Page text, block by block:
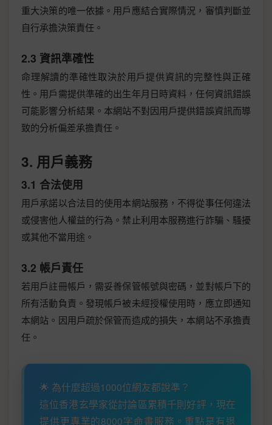
重大決策的唯一依據。用戶應結合實際情況，審慎判斷並
自行承擔決策責任。
2.3 資訊準確性
命理解讀的準確性取決於用戶提供資訊的完整性與正確
性。用戶需提供準確的出生年月日時資料，任何資訊錯誤
可能影響分析結果。本網站不對因用戶提供錯誤資訊而導
致的分析偏差承擔責任。
3. 用戶義務
3.1 合法使用
用戶承諾以合法目的使用本網站服務，不得從事任何違法
或侵害他人權益的行為。禁止利用本服務進行詐騙、騷擾
或其他不當用途。
3.2 帳戶責任
若用戶註冊帳戶，需妥善保管帳號與密碼，並對帳戶下的
所有活動負責。發現帳戶被未經授權使用時，應立即通知
本網站。因用戶疏於保管而造成的損失，本網站不承擔責
任。
🌟 為什麼超過1000位網友都說準？
這位香港玄學家從討論區累積千則好評，現在
提供更專業的8000字命書服務。重點是有退